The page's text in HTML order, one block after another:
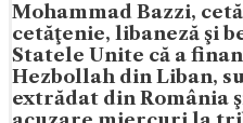
Mohammad Bazzi,
cetăţenie, libaneză şi
Statele Unite că a
Hezbollah din Liban,
extrădat din România